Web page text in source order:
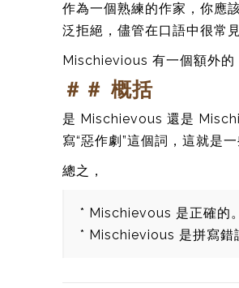
作為一個熟練的作家，你應
泛拒絕，儘管在口語中很常見
Mischievious 有一個額外的
＃＃ 概括
是 Mischievous 還是
寫“惡作劇”這個詞，這就是
總之，
* Mischievous 是正確的。
* Mischievious 是拼寫錯